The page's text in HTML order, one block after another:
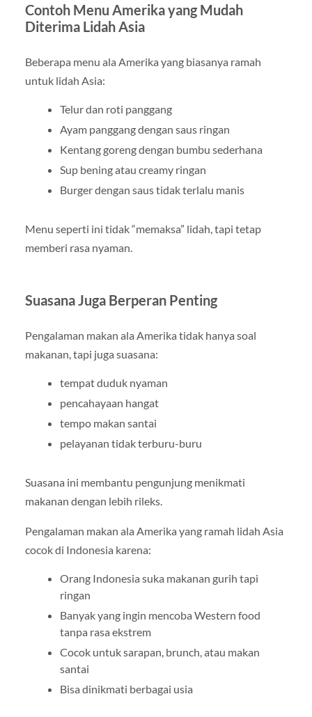
Contoh Menu Amerika yang Mudah
Diterima Lidah Asia
Beberapa menu ala Amerika yang biasanya ramah
untuk lidah Asia:
Telur dan roti panggang
Ayam panggang dengan saus ringan
Kentang goreng dengan bumbu sederhana
Sup bening atau creamy ringan
Burger dengan saus tidak terlalu manis
Menu seperti ini tidak “memaksa” lidah, tapi tetap
memberi rasa nyaman.
Suasana Juga Berperan Penting
Pengalaman makan ala Amerika tidak hanya soal
makanan, tapi juga suasana:
tempat duduk nyaman
pencahayaan hangat
tempo makan santai
pelayanan tidak terburu-buru
Suasana ini membantu pengunjung menikmati
makanan dengan lebih rileks.
Pengalaman makan ala Amerika yang ramah lidah Asia
cocok di Indonesia karena:
Orang Indonesia suka makanan gurih tapi
ringan
Banyak yang ingin mencoba Western food
tanpa rasa ekstrem
Cocok untuk sarapan, brunch, atau makan
santai
Bisa dinikmati berbagai usia